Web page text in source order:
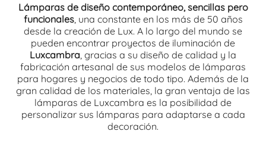
Lámparas de diseño contemporáneo, sencillas pero
funcionales, una constante en los más de 50 años
desde la creación de Lux. A lo largo del mundo se
pueden encontrar proyectos de iluminación de
Luxcambra , gracias a su diseño de calidad y la
fabricación artesanal de sus modelos de lámparas
para hogares y negocios de todo tipo. Además de la
gran calidad de los materiales, la gran ventaja de las
lámparas de Luxcambra es la posibilidad de
personalizar sus lámparas para adaptarse a cada
decoración.